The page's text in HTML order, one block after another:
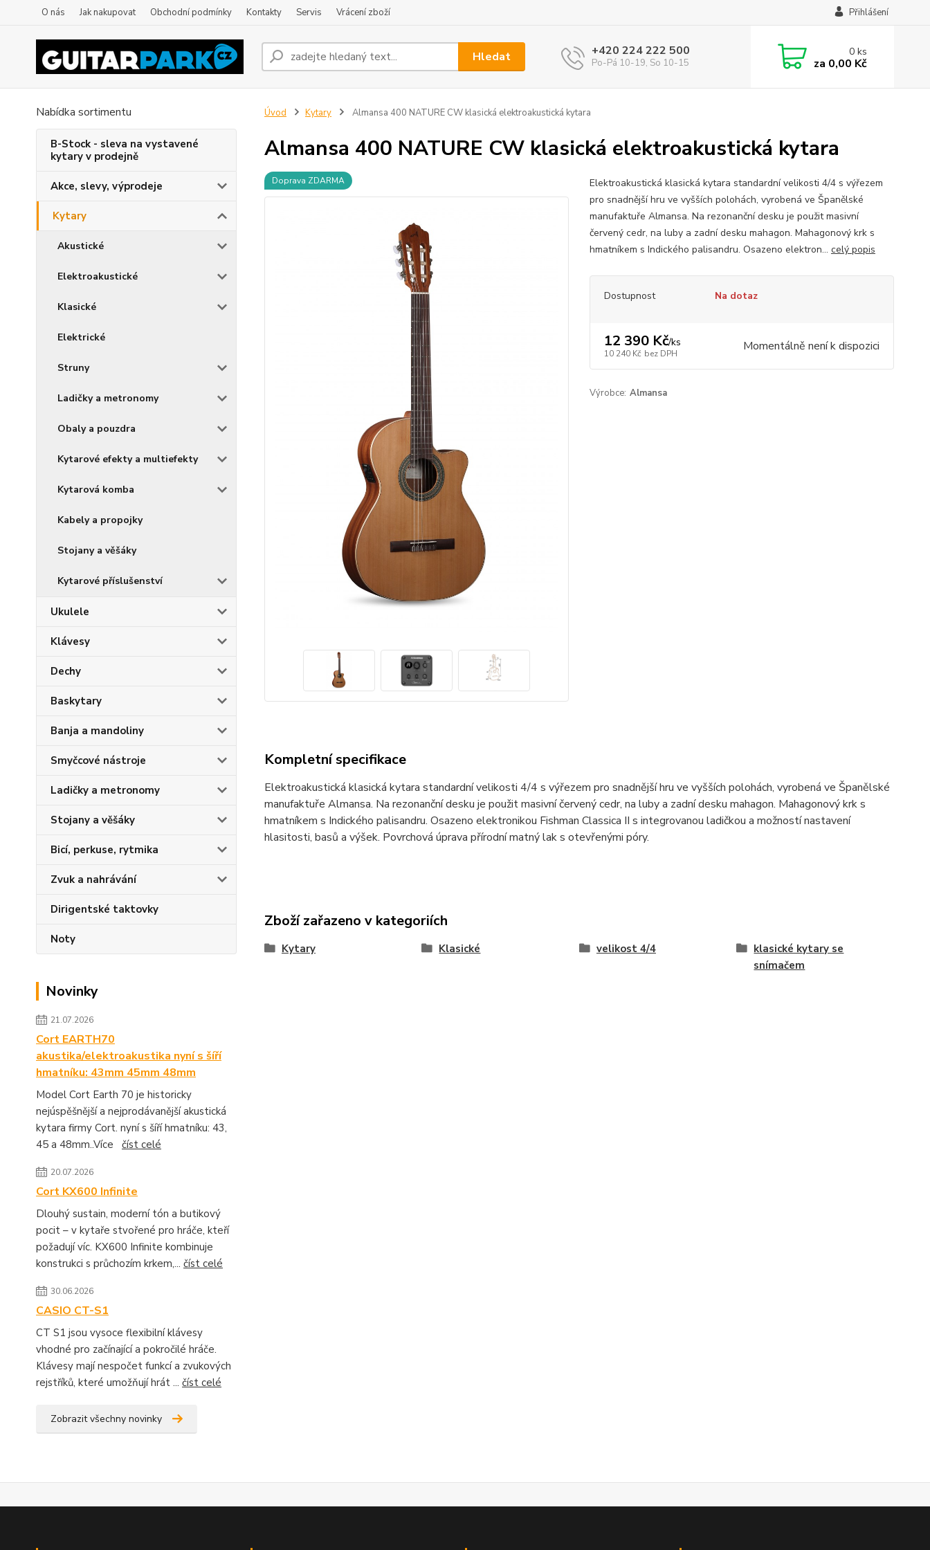
O nás Jak nakupovat Obchodní podmínky Kontakty Servis Vrácení zboží Přihlášení
Hledat +420 224 222 500
Po-Pá 10-19, So 10-15
0ks
za 0,00 Kč
Nabídka sortimentu
B-Stock - sleva na vystavené
kytary v prodejně
Akce, slevy, výprodeje
Kytary
Akustické
Elektroakustické
Klasické
Elektrické
Struny
Ladičky a metronomy
Obaly a pouzdra
Kytarové efekty a multiefekty
Kytarová komba
Kabely a propojky
Stojany a věšáky
Kytarové příslušenství
Ukulele
Klávesy
Dechy
Baskytary
Banja a mandoliny
Smyčcové nástroje
Ladičky a metronomy
Stojany a věšáky
Bicí, perkuse, rytmika
Zvuk a nahrávání
Dirigentské taktovky
Noty
Novinky
21.07.2026
Cort EARTH70
akustika/elektroakustika nyní s šíří
hmatníku: 43mm 45mm 48mm
Model Cort Earth 70 je historicky
nejúspěšnější a nejprodávanější akustická
kytara firmy Cort. nyní s šíří hmatníku: 43,
45 a 48mm..Více číst celé
20.07.2026
Cort KX600 Infinite
Dlouhý sustain, moderní tón a butikový
pocit – v kytaře stvořené pro hráče, kteří
požadují víc. KX600 Infinite kombinuje
konstrukci s průchozím krkem,... číst celé
30.06.2026
CASIO CT-S1
CT S1 jsou vysoce flexibilní klávesy
vhodné pro začínající a pokročilé hráče.
Klávesy mají nespočet funkcí a zvukových
rejstříků, které umožňují hrát ... číst celé
Zobrazit všechny novinky
Úvod Kytary Almansa 400 NATURE CW klasická elektroakustická kytara
Almansa 400 NATURE CW klasická elektroakustická kytara
Doprava ZDARMA
Elektroakustická klasická kytara standardní velikosti 4/4 s výřezem
pro snadnější hru ve vyšších polohách, vyrobená ve Španělské
manufaktuře Almansa. Na rezonanční desku je použit masivní
červený cedr, na luby a zadní desku mahagon. Mahagonový krk s
hmatníkem s Indického palisandru. Osazeno elektron... celý popis
Dostupnost Na dotaz
12 390 Kč/ks
10 240 Kč bez DPH Momentálně není k dispozici
Výrobce: Almansa
Kompletní specifikace
Elektroakustická klasická kytara standardní velikosti 4/4 s výřezem pro snadnější hru ve vyšších polohách, vyrobená ve Španělské
manufaktuře Almansa. Na rezonanční desku je použit masivní červený cedr, na luby a zadní desku mahagon. Mahagonový krk s
hmatníkem s Indického palisandru. Osazeno elektronikou Fishman Classica II s integrovanou ladičkou a možností nastavení
hlasitosti, basů a výšek. Povrchová úprava přírodní matný lak s otevřenými póry.
Zboží zařazeno v kategoriích
Kytary Klasické velikost 4/4
klasické kytary se
snímačem